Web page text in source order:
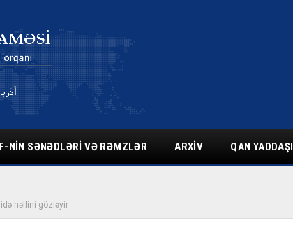
NIN SƏNƏDLƏRI VƏ RƏMZLƏR ARXIV QAN YADDAŞI
həllini gözləyir